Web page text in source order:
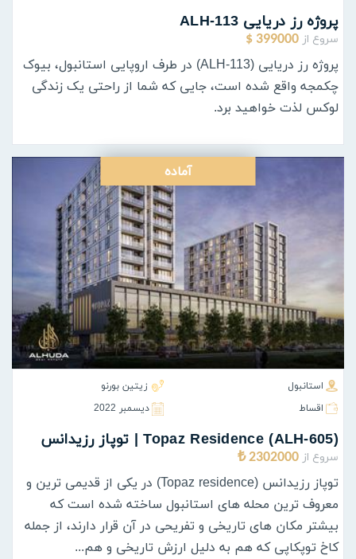
پروژه رز دریایی ALH-113
سروع از 399000 $
پروژه رز دریایی (ALH-113) در طرف اروپایی استانبول، بیوک
چکمجه واقع شده است، جایی که شما از راحتی یک زندگی
لوکس لذت خواهید برد.
آماده
استانبول
زیتین بورنو
اقساط
ديسمبر 2022
(ALH-605) Topaz Residence | توپاز رزیدانس
سروع از 2302000 ₺
توپاز رزیدانس (Topaz residence) در یکی از قدیمی ترین و
معروف ترین محله های استانبول ساخته شده است که
بیشتر مکان های تاریخی و تفریحی در آن قرار دارند، از جمله
کاخ توپکاپی که هم به دلیل ارزش تاریخی و هم...